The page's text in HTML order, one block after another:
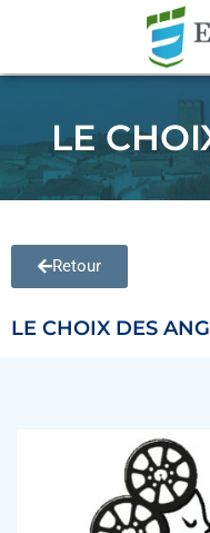
LE
Retour
LE CHOIX DES